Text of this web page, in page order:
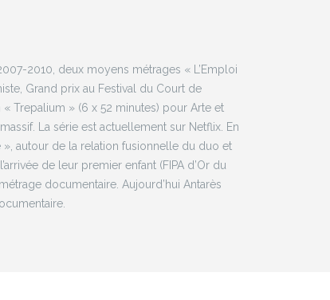
2010, deux moyens métrages « L’Emploi
Grand prix au Festival du Court de
Trepalium » (6 x 52 minutes) pour Arte et
La série est actuellement sur Netflix. En
autour de la relation fusionnelle du duo et
de leur premier enfant (FIPA d’Or du
documentaire. Aujourd’hui Antarès